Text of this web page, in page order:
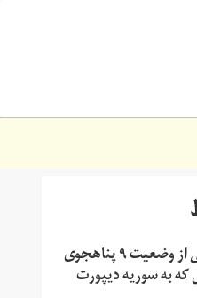
بی اطلاعی از وضعیت ۹ پناهجوی
که به سوریه دیپورت